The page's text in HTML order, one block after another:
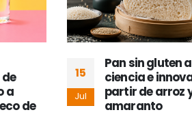
a
de
15
Jul
Pan sin gluten
ciencia e
partir de arroz
amaranto